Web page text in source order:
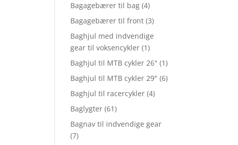
Bagagebærer til bag (4)
Bagagebærer til front (3)
Baghjul med indvendige
gear til voksencykler (1)
Baghjul til MTB cykler 26" (1)
Baghjul til MTB cykler 29" (6)
Baghjul til racercykler (4)
Baglygter (61)
Bagnav til indvendige gear
(7)